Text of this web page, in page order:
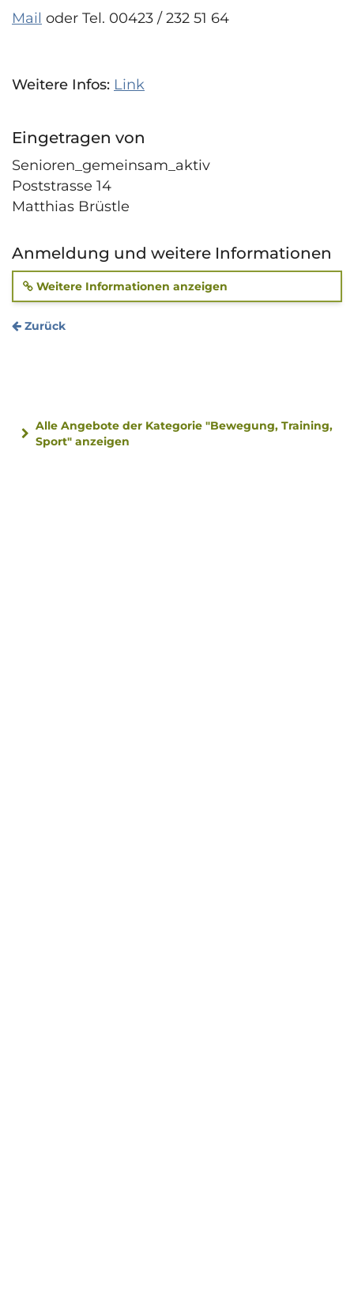
Mail oder Tel. 00423 / 232 51 64
Weitere Infos: Link
Eingetragen von
Senioren_gemeinsam_aktiv
Poststrasse 14
Matthias Brüstle
Anmeldung und weitere Informationen
Weitere Informationen anzeigen
Zurück
Alle Angebote der Kategorie "Bewegung, Training,
Sport" anzeigen